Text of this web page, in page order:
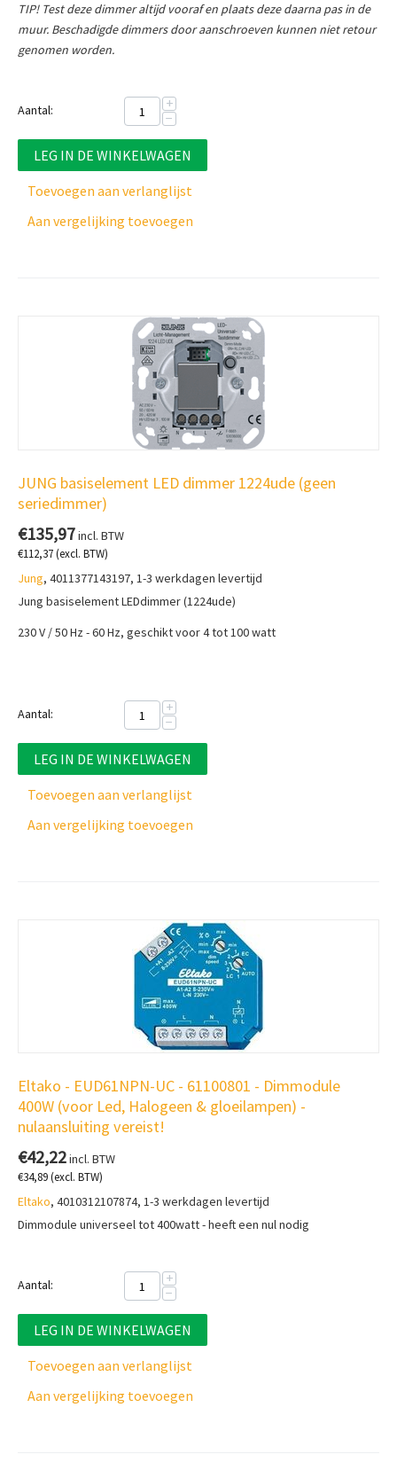
TIP! Test deze dimmer altijd vooraf en plaats deze daarna pas in de
muur. Beschadigde dimmers door aanschroeven kunnen niet retour
genomen worden.
Aantal:
+
−
LEG IN DE WINKELWAGEN
Toevoegen aan verlanglijst
Aan vergelijking toevoegen
JUNG basiselement LED dimmer 1224ude (geen
seriedimmer)
€135,97incl. BTW
€112,37(excl. BTW)
Jung, 4011377143197, 1-3 werkdagen levertijd
Jung basiselement LEDdimmer (1224ude)
230 V / 50 Hz - 60 Hz, geschikt voor 4 tot 100 watt
Aantal:
+
−
LEG IN DE WINKELWAGEN
Toevoegen aan verlanglijst
Aan vergelijking toevoegen
Eltako - EUD61NPN-UC - 61100801 - Dimmodule
400W (voor Led, Halogeen & gloeilampen) -
nulaansluiting vereist!
€42,22incl. BTW
€34,89(excl. BTW)
Eltako, 4010312107874, 1-3 werkdagen levertijd
Dimmodule universeel tot 400watt - heeft een nul nodig
Aantal:
+
−
LEG IN DE WINKELWAGEN
Toevoegen aan verlanglijst
Aan vergelijking toevoegen